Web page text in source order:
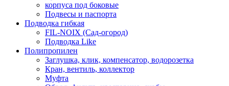
корпуса под боковые
Подвесы и паспорта
Подводка гибкая
FIL-NOIX (Сад-огород)
Подводка Like
Полипропилен
Заглушка, клик, компенсатор, водорозетка
Кран, вентиль, коллектор
Муфта